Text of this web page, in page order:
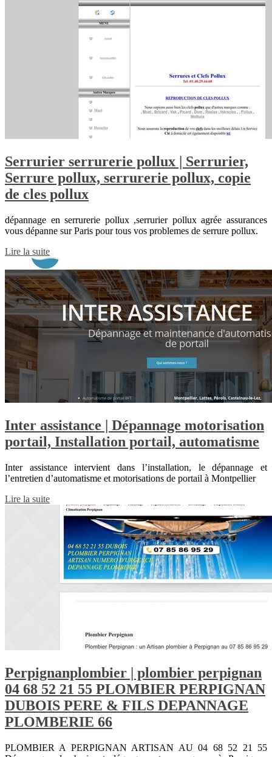
Serrurier serrurerie pollux | Serrurier,
Serrure pollux, serrurerie pollux, copie
de cles pollux
dépannage en serrurerie pollux ,serrurier pollux agrée assurances
vous dépanne sur Paris pour tous vos problemes de serrure pollux.
Lire la suite
Inter assistance | Dépannage motorisa­tion
portail, Instal­la­tion portail, automatisme
Inter assistance intervient dans l’installation, le dépannage et
l’entretien d’automatisme et motorisations de portail à Montpellier
Lire la suite
Per­pignanplom­bier | plombier perpignan
04 68 52 21 55 PLOMBIER PERPIGNAN
DUBOIS PERE & FILS DEPANNAGE
PLOMBERIE 66
PLOMBIER A PERPIGNAN ARTISAN AU 04 68 52 21 55